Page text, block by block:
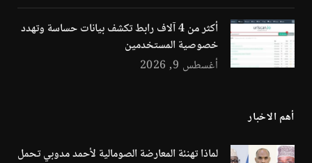
أكثر من 4 آلاف رابط تكشف بيانات حساسة وتهدد
خصوصية المستخدمين
أغسطس 9, 2026
أهم الاخبار
لماذا تهنئة المعارضة الصومالية لأحمد مدوبي تحمل